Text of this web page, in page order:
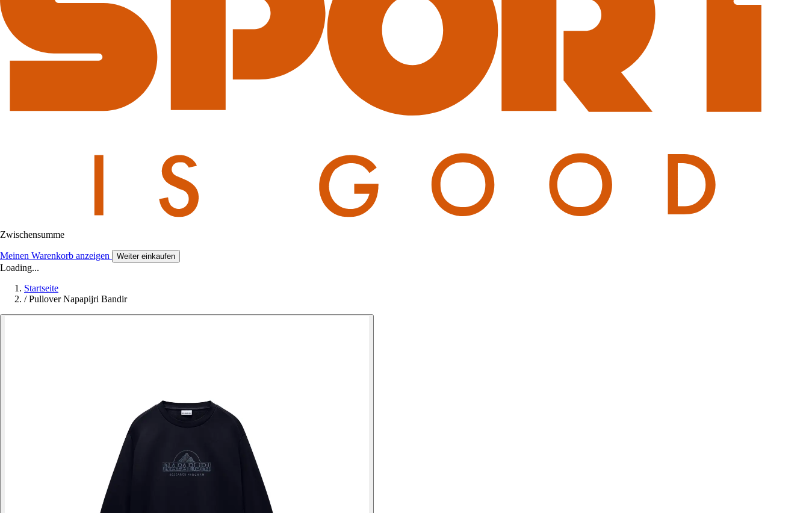
Zwischensumme
Meinen Warenkorb anzeigen Weiter einkaufen
Loading...
Startseite
/ Pullover Napapijri Bandir